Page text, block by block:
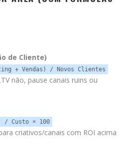
de Cliente)
+ Vendas) / Novos Clientes
não, pause canais ruins ou
/ Custo × 100
criativos/canais com ROI acima